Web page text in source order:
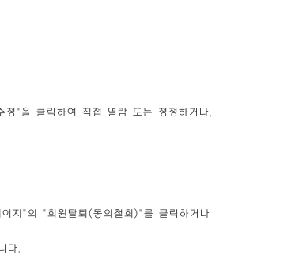
"을 클릭하여 직접 열람 또는 정정하거나,
지"의 "회원탈퇴(동의철회)"를 클릭하거나
다.